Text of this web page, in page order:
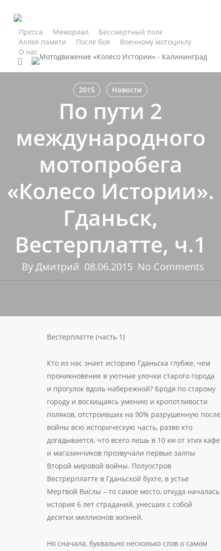
content
Пресса Мемориал
Бессмертный полк
Аллея памяти
После боя
Военному мотоциклу
О нас
search
2015 Новости
По пути 2
международного
мотопробега
«Колесо Истории».
Гданьск,
Вестерплатте, ч.1
ByДмитрий 08.06.2015 No Comments
Вестерплатте (часть 1)
Кто из нас знает историю Гданьска глубже, чем
проникновение в уютные улочки старого города
и прогулок вдоль набережной? Бродя по старому
городу и восхищаясь умению и кропотливости
поляков, отстроивших на 90% разрушенную после
войны всю историческую часть, разве кто
догадывается, что всего лишь в 10 км от этих кафе
и магазинчиков прозвучали первые залпы
Второй мировой войны. Полуостров
Вестрерплатте в Гданьской бухте, в устье
Мертвой Вислы – то самое место, откуда началась
история 6 лет страданий, унесших с собой
десятки миллионов жизней.
Но сначала, буквально несколько слов о самом